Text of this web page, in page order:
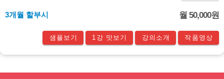
3개월 할부시 월 50,000원
샘플보기 1강 맛보기 강의소개 작품영상